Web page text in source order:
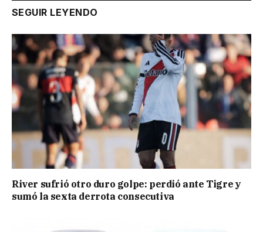
SEGUIR LEYENDO
River sufrió otro duro golpe: perdió ante Tigre y
sumó la sexta derrota consecutiva